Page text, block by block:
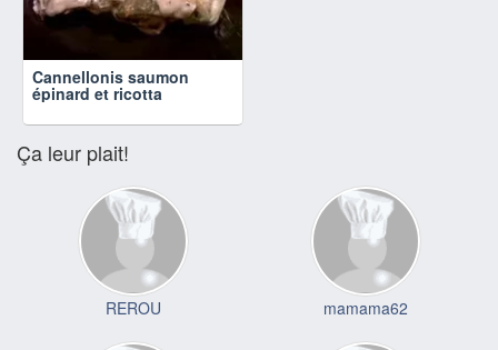
Cannellonis saumon
épinard et ricotta
Ça leur plait!
REROU mamama62